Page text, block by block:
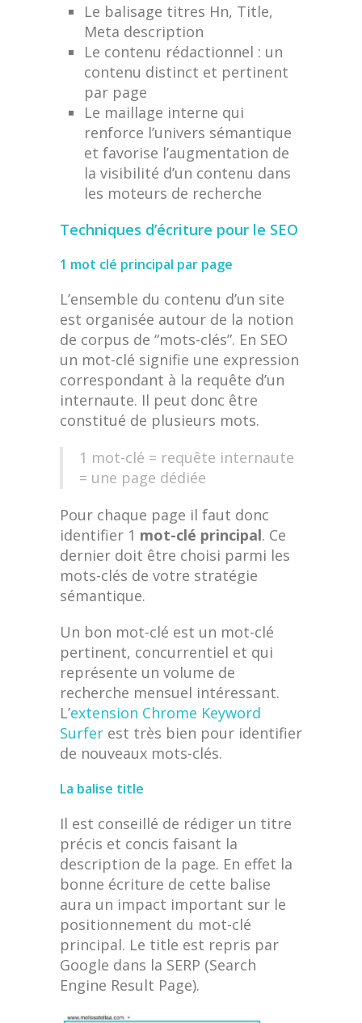
Le balisage titres Hn, Title,
Meta description
Le contenu rédactionnel : un
contenu distinct et pertinent
par page
Le maillage interne qui
renforce l’univers sémantique
et favorise l’augmentation de
la visibilité d’un contenu dans
les moteurs de recherche
Techniques d’écriture pour le SEO
1 mot clé principal par page
L’ensemble du contenu d’un site
est organisée autour de la notion
de corpus de “mots-clés”. En SEO
un mot-clé signifie une expression
correspondant à la requête d’un
internaute. Il peut donc être
constitué de plusieurs mots.
1 mot-clé = requête internaute
= une page dédiée
Pour chaque page il faut donc
identifier 1 mot-clé principal. Ce
dernier doit être choisi parmi les
mots-clés de votre stratégie
sémantique.
Un bon mot-clé est un mot-clé
pertinent, concurrentiel et qui
représente un volume de
recherche mensuel intéressant.
L’extension Chrome Keyword
Surfer est très bien pour identifier
de nouveaux mots-clés.
La balise title
Il est conseillé de rédiger un titre
précis et concis faisant la
description de la page. En effet la
bonne écriture de cette balise
aura un impact important sur le
positionnement du mot-clé
principal. Le title est repris par
Google dans la SERP (Search
Engine Result Page).